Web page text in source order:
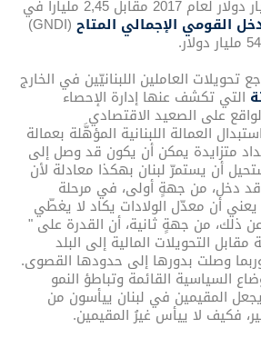
المركزي بقيمة 1,2 مليار دولار لعام 2017 مقابل 2,45 ملياراً في
القومي الإجمالي المتاح (GNDI)
تحويلات العاملين اللبنانيّين في الخارج
التي تكشف عنها إدارة الإحصاء
على الصعيد الاقتصادي
العمالة اللبنانية المؤهَّلة بعمالة
متزايدة يمكن أن يكون قد وصل إلى
أن يستمرّ لبنان بهكذا معادلة لأن
قد دخل، من جهةٍ أولى، في مرحلة
يعني أن معدّل الولادات يكاد لا يغطّي
ذلك، من جهةٍ ثانية، أن القدرة على "
مقابل التحويلات المالية إلى البلد
وصلت بدورها إلى حدودها القصوى.
السياسية القائمة وتباطؤ النمو
المقيمين في لبنان ييأسون من
فكيف لا ييأس غيرُ المقيمين.